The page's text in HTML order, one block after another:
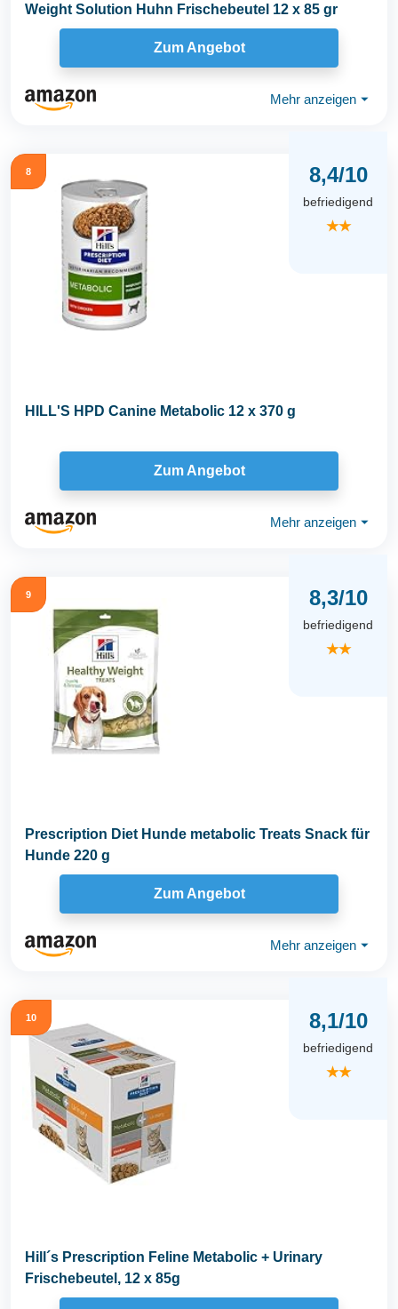
Weight Solution Huhn Frischebeutel 12 x 85 gr
Zum Angebot
Mehr anzeigen ⏷
8 8,4/10
befriedigend
★★
HILL'S HPD Canine Metabolic 12 x 370 g
Zum Angebot
Mehr anzeigen ⏷
9 8,3/10
befriedigend
★★
Prescription Diet Hunde metabolic Treats Snack für
Hunde 220 g
Zum Angebot
Mehr anzeigen ⏷
10 8,1/10
befriedigend
★★
Hill´s Prescription Feline Metabolic + Urinary
Frischebeutel, 12 x 85g